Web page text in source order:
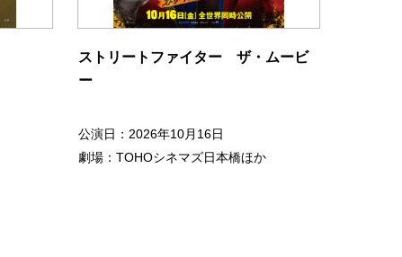
ストリートファイター ザ・ムービ
ー
公演日：2026年10月16日
劇場：TOHOシネマズ日本橋ほか